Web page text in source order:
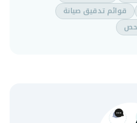
قوائم تدقيق صيانة